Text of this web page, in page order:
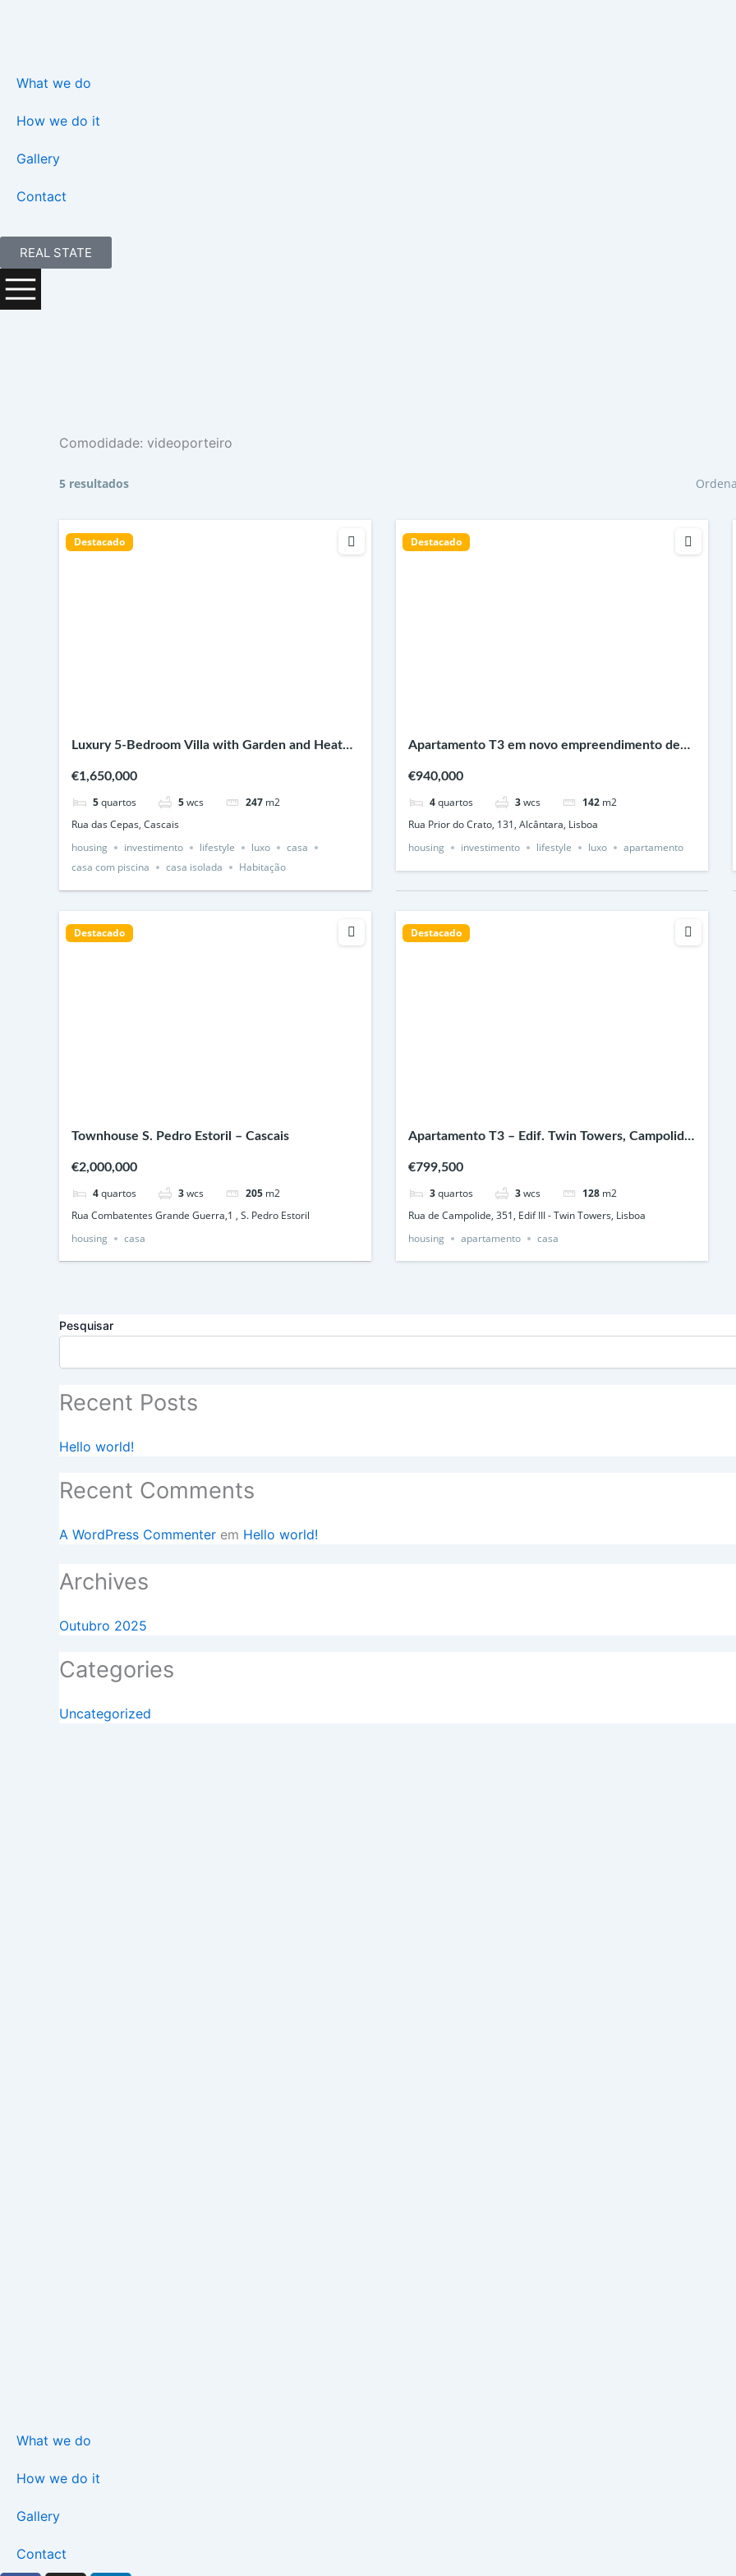
What we do
How we do it
Gallery
Contact
REAL STATE
Comodidade: videoporteiro
5 resultados
Destacado
Luxury 5-Bedroom Villa with Garden and Heated
€1,650,000
5quartos 5wcs 247 m2
Rua das Cepas, Cascais
housing
investimento lifestyle luxo
casa
casa com piscina
casa isolada Habitação
Destacado
Apartamento T3 em novo empreendimento de
€940,000
4quartos 3wcs 142 m2
Rua Prior do Crato, 131, Alcântara, Lisboa
housing
investimento lifestyle luxo apartamento
Destacado
Townhouse S. Pedro Estoril – Cascais
€2,000,000
4quartos 3wcs 205 m2
Rua Combatentes Grande Guerra,1 , S. Pedro Estoril
housing
casa
Destacado
Apartamento T3 – Edif. Twin Towers, Campolide
€799,500
3quartos 3wcs 128 m2
Rua de Campolide, 351, Edif III - Twin Towers, Lisboa
housing
apartamento casa
Pesquisar
Recent Posts
Hello world!
Recent Comments
A WordPress Commenter em Hello world!
Archives
Outubro 2025
Categories
Uncategorized
What we do
How we do it
Gallery
Contact